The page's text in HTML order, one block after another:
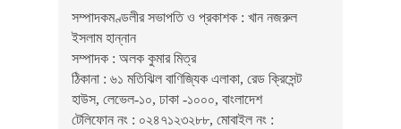
সম্পাদকমণ্ডলীর সভাপতি ও প্রকাশক : খান নজরুল
ইসলাম হান্নান
সম্পাদক : অলক কুমার মিত্র
ঠিকানা : ৬১ মতিঝিল বাণিজ্যিক এলাকা, রেড ক্রিসেন্ট
হাউস, লেভেল-১০, ঢাকা -১০০০, বাংলাদেশ
টেলিফোন নং : ০২৪৭১২৩২৮৮, মোবাইল নং :